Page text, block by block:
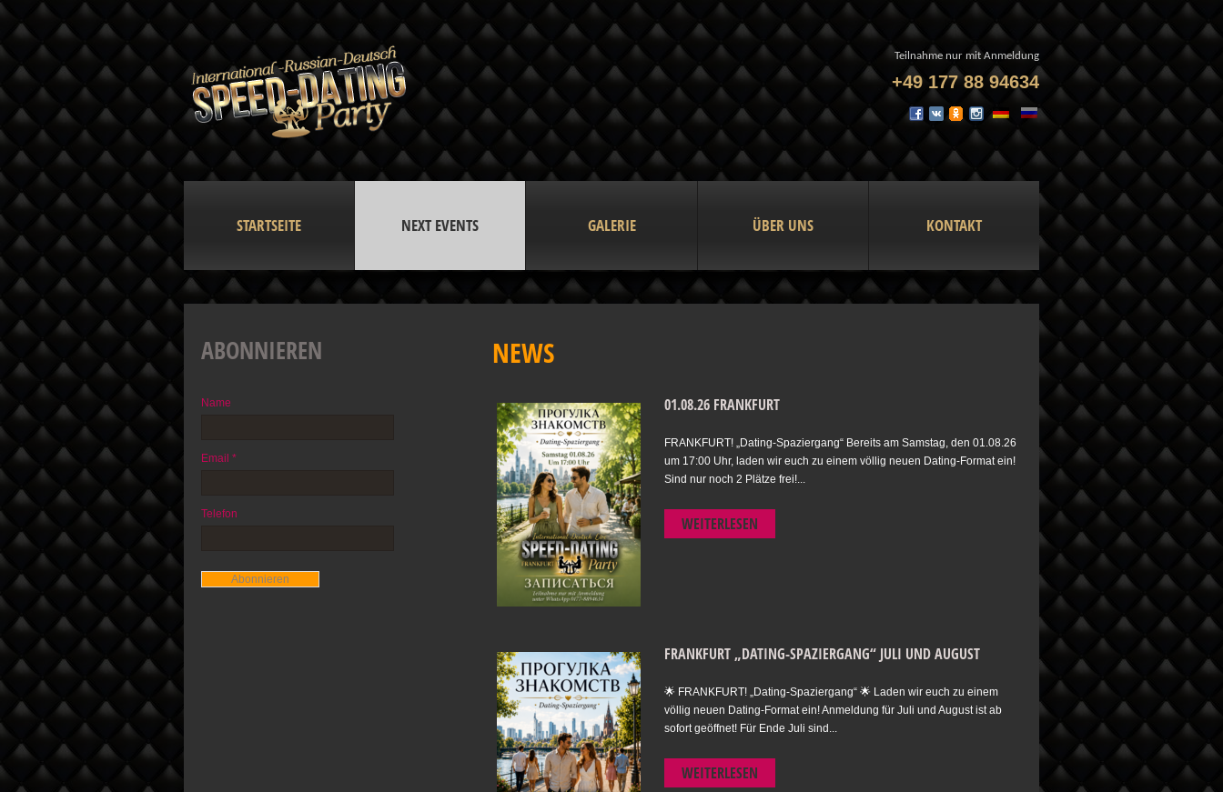
Teilnahme nur mit Anmeldung
+49 177 88 94634
STARTSEITE NEXT EVENTS GALERIE ÜBER UNS KONTAKT
NEWS
01.08.26 FRANKFURT
FRANKFURT! „Dating-Spaziergang“ Bereits am Samstag, den 01.08.26
um 17:00 Uhr, laden wir euch zu einem völlig neuen Dating-Format ein!
Sind nur noch 2 Plätze frei!...
WEITERLESEN
FRANKFURT „DATING-SPAZIERGANG“ JULI UND AUGUST
🌟 FRANKFURT! „Dating-Spaziergang“ 🌟 Laden wir euch zu einem
völlig neuen Dating-Format ein! Anmeldung für Juli und August ist ab
sofort geöffnet! Für Ende Juli sind...
WEITERLESEN
ABONNIEREN
Name
Email *
Telefon